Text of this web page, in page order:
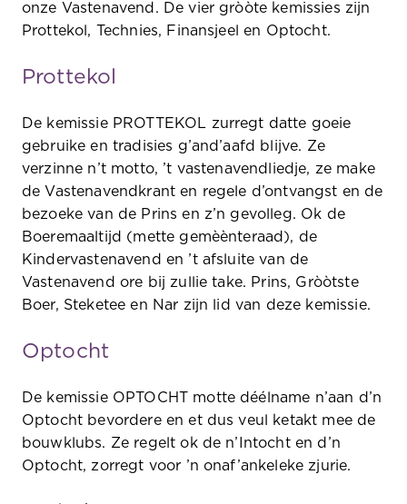
onze Vastenavend. De vier gròòte kemissies zijn
Prottekol, Technies, Finansjeel en Optocht.
Prottekol
De kemissie PROTTEKOL zurregt datte goeie
gebruike en tradisies g’and’aafd blijve. Ze
verzinne n’t motto, ’t vastenavendliedje, ze make
de Vastenavendkrant en regele d’ontvangst en de
bezoeke van de Prins en z’n gevolleg. Ok de
Boeremaaltijd (mette gemèènteraad), de
Kindervastenavend en ’t afsluite van de
Vastenavend ore bij zullie take. Prins, Gròòtste
Boer, Steketee en Nar zijn lid van deze kemissie.
Optocht
De kemissie OPTOCHT motte déélname n’aan d’n
Optocht bevordere en et dus veul ketakt mee de
bouwklubs. Ze regelt ok de n’Intocht en d’n
Optocht, zorregt voor ’n onaf’ankeleke zjurie.